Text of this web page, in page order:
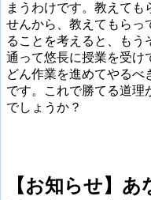
まうわけです。教えても
せんから、教えてもらっ
ることを考えると、もう
通って悠長に授業を受け
どん作業を進めてやるべ
です。これで勝てる道理
でしょうか？
【お知らせ】